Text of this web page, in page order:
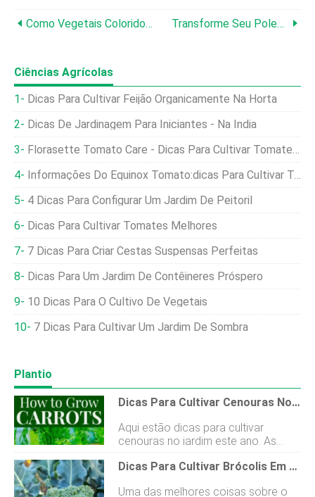
Como Vegetais Coloridos Beneficiam Nossa Saúde Transforme Seu Polegar Marrom Em Verde
Ciências Agrícolas
Dicas Para Cultivar Feijão Organicamente Na Horta
Dicas De Jardinagem Para Iniciantes - Na Índia
Florasette Tomato Care - Dicas Para Cultivar Tomates Florasette
Informações Do Equinox Tomato:dicas Para Cultivar Tomates Da Equinox
4 Dicas Para Configurar Um Jardim De Peitoril
Dicas Para Cultivar Tomates Melhores
7 Dicas Para Criar Cestas Suspensas Perfeitas
Dicas Para Um Jardim De Contêineres Próspero
10 Dicas Para O Cultivo De Vegetais
7 Dicas Para Cultivar Um Jardim De Sombra
Plantio
Dicas Para Cultivar Cenouras No Jardim
Aqui estão dicas para cultivar
cenouras no jardim este ano. As
cenouras são um lanche saudável e
são um vegetal que até as criançasDicas Para Cultivar Brócolis Em Seu Jardim
Uma das melhores coisas sobre o